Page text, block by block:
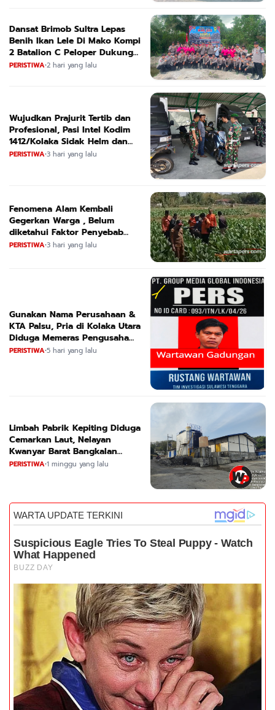
Dansat Brimob Sultra Lepas
Benih Ikan Lele Di Mako Kompi
2 Batalion C Peloper Dukung
ketahanan Pangan Nasional
PERISTIWA•2 hari yang lalu
Wujudkan Prajurit Tertib dan
Profesional, Pasi Intel Kodim
1412/Kolaka Sidak Helm dan
Kendaraan
PERISTIWA•3 hari yang lalu
Fenomena Alam Kembali
Gegerkan Warga , Belum
diketahui Faktor Penyebab
Suara
PERISTIWA•3 hari yang lalu
Gunakan Nama Perusahaan &
KTA Palsu, Pria di Kolaka Utara
Diduga Memeras Pengusaha
Tambang dan Minyak
PERISTIWA•5 hari yang lalu
Limbah Pabrik Kepiting Diduga
Cemarkan Laut, Nelayan
Kwanyar Barat Bangkalan
Desak DLH Turun Tangan
PERISTIWA•1 minggu yang lalu